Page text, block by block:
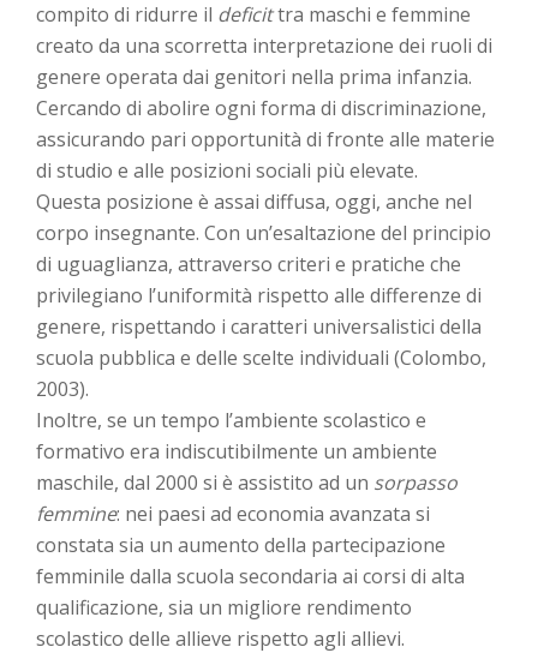
compito di ridurre il deficittra maschi e femmine
creato da una scorretta interpretazione dei ruoli di
genere operata dai genitori nella prima infanzia.
Cercando di abolire ogni forma di discriminazione,
assicurando pari opportunità di fronte alle materie
di studio e alle posizioni sociali più elevate.
Questa posizione è assai diffusa, oggi, anche nel
corpo insegnante. Con un’esaltazione del principio
di uguaglianza, attraverso criteri e pratiche che
privilegiano l’uniformità rispetto alle differenze di
genere, rispettando i caratteri universalistici della
scuola pubblica e delle scelte individuali (Colombo,
2003).
Inoltre, se un tempo l’ambiente scolastico e
formativo era indiscutibilmente un ambiente
maschile, dal 2000 si è assistito ad un sorpasso
femmine: nei paesi ad economia avanzata si
constata sia un aumento della partecipazione
femminile dalla scuola secondaria ai corsi di alta
qualificazione, sia un migliore rendimento
scolastico delle allieve rispetto agli allievi.